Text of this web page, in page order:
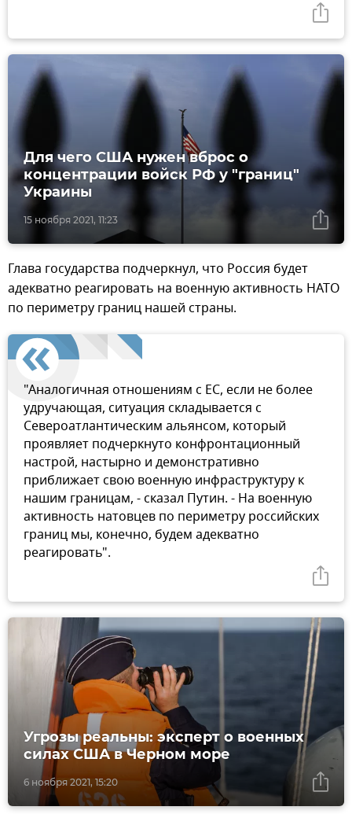
15 ноября 2021, 11:23
Для чего США нужен вброс о
концентрации войск РФ у "границ"
Украины
Глава государства подчеркнул, что Россия будет
адекватно реагировать на военную активность НАТО
по периметру границ нашей страны.
"Аналогичная отношениям с ЕС, если не более
удручающая, ситуация складывается с
Североатлантическим альянсом, который
проявляет подчеркнуто конфронтационный
настрой, настырно и демонстративно
приближает свою военную инфраструктуру к
нашим границам, - сказал Путин. - На военную
активность натовцев по периметру российских
границ мы, конечно, будем адекватно
реагировать".
6 ноября 2021, 15:20
Угрозы реальны: эксперт о военных
силах США в Черном море